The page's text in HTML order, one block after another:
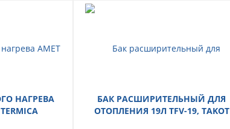
НАГРЕВА
БАК РАСШИРИТЕЛЬНЫЙ ДЛЯ
ОТОПЛЕНИЯ 19Л TFV-19, TAKOT